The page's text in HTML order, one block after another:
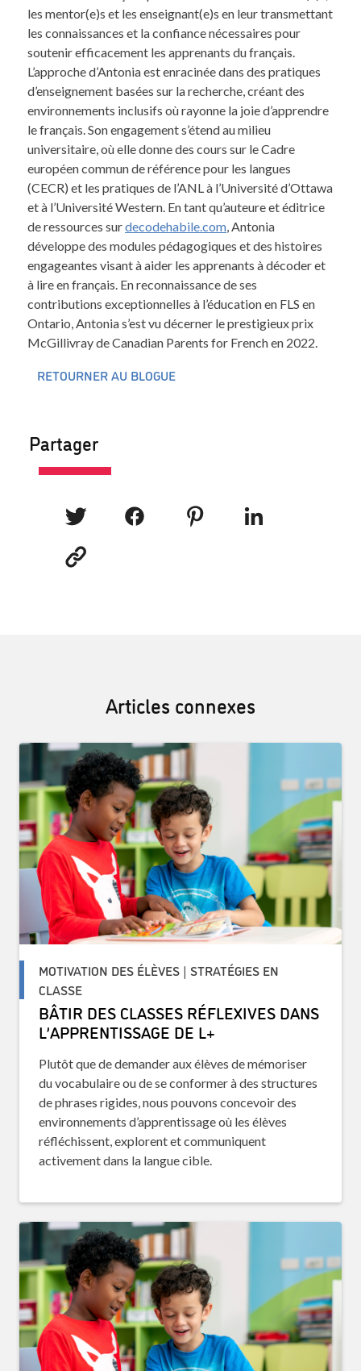
les mentor(e)s et les enseignant(e)s en leur transmettant
les connaissances et la confiance nécessaires pour
soutenir efficacement les apprenants du français.
L’approche d’Antonia est enracinée dans des pratiques
d’enseignement basées sur la recherche, créant des
environnements inclusifs où rayonne la joie d’apprendre
le français. Son engagement s’étend au milieu
universitaire, où elle donne des cours sur le Cadre
européen commun de référence pour les langues
(CECR) et les pratiques de l’ANL à l’Université d’Ottawa
et à l’Université Western. En tant qu’auteure et éditrice
de ressources surdecodehabile.com, Antonia
développe des modules pédagogiques et des histoires
engageantes visant à aider les apprenants à décoder et
à lire en français. En reconnaissance de ses
contributions exceptionnelles à l’éducation en FLS en
Ontario, Antonia s’est vu décerner le prestigieux prix
McGillivray de Canadian Parents for French en 2022.
RETOURNER AU BLOGUE
Partager
Articles connexes
MOTIVATION DES ÉLÈVES | STRATÉGIES EN
CLASSE
BÂTIR DES CLASSES RÉFLEXIVES DANS
L’APPRENTISSAGE DE L+
Plutôt que de demander aux élèves de mémoriser
du vocabulaire ou de se conformer à des structures
de phrases rigides, nous pouvons concevoir des
environnements d’apprentissage où les élèves
réfléchissent, explorent et communiquent
activement dans la langue cible.